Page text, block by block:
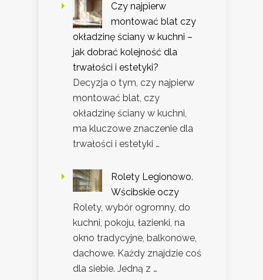
Czy najpierw
montować blat czy
okładzinę ściany w kuchni –
jak dobrać kolejność dla
trwałości i estetyki?
Decyzja o tym, czy najpierw
montować blat, czy
okładzinę ściany w kuchni,
ma kluczowe znaczenie dla
trwałości i estetyki …
Rolety Legionowo.
Wścibskie oczy
Rolety, wybór ogromny, do
kuchni, pokoju, łazienki, na
okno tradycyjne, balkonowe,
dachowe. Każdy znajdzie coś
dla siebie. Jedną z …